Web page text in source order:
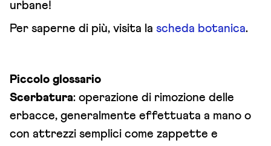
urbane!
Per saperne di più, visita la scheda botanica.
Piccolo glossario
Scerbatura: operazione di rimozione delle
erbacce, generalmente effettuata a mano o
con attrezzi semplici come zappette e